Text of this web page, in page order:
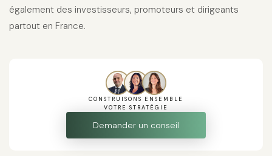
également des investisseurs, promoteurs et dirigeants
partout en France.
CONSTRUISONS ENSEMBLE
VOTRE STRATÉGIE
Demander un conseil